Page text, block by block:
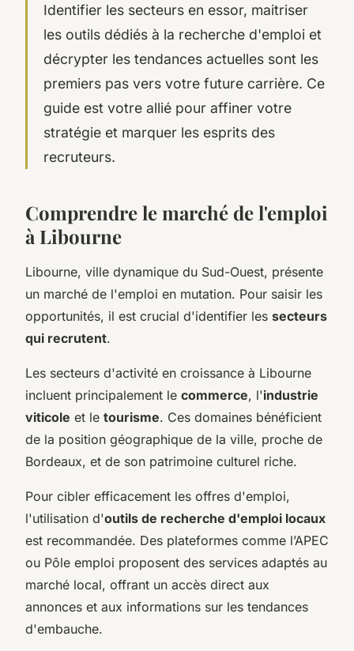
Identifier les secteurs en essor, maitriser
les outils dédiés à la recherche d'emploi et
décrypter les tendances actuelles sont les
premiers pas vers votre future carrière. Ce
guide est votre allié pour affiner votre
stratégie et marquer les esprits des
recruteurs.
Comprendre le marché de l'emploi
à Libourne
Libourne, ville dynamique du Sud-Ouest, présente
un marché de l'emploi en mutation. Pour saisir les
opportunités, il est crucial d'identifier les secteurs
qui recrutent.
Les secteurs d'activité en croissance à Libourne
incluent principalement le commerce, l'industrie
viticole et le tourisme. Ces domaines bénéficient
de la position géographique de la ville, proche de
Bordeaux, et de son patrimoine culturel riche.
Pour cibler efficacement les offres d'emploi,
l'utilisation d'outils de recherche d'emploi locaux
est recommandée. Des plateformes comme l’APEC
ou Pôle emploi proposent des services adaptés au
marché local, offrant un accès direct aux
annonces et aux informations sur les tendances
d'embauche.